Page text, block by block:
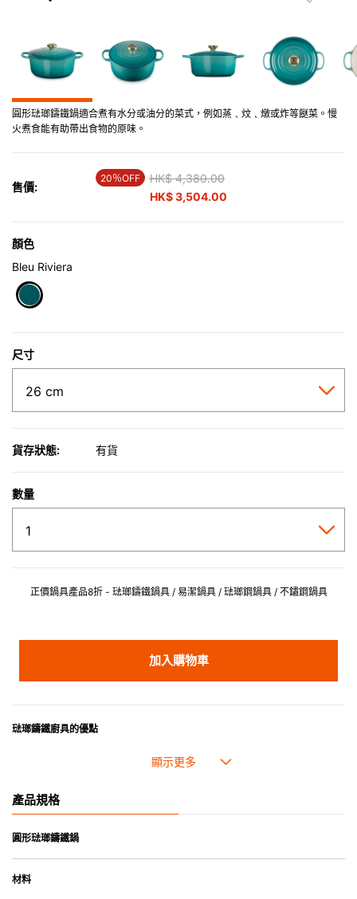
圓形琺瑯鑄鐵鍋適合煮有水分或油分的菜式，例如蒸﹑炆﹑燉或炸等餸菜。慢
火煮食能有助帶出食物的原味。
售價:
20％OFF Price reduced from
HK$ 4,380.00to
HK$ 3,504.00
顏色
Bleu Riviera
尺寸
貨存狀態: 有貨
數量
正價鍋具產品8折 - 琺瑯鑄鐵鍋具 / 易潔鍋具 / 琺瑯鋼鍋具 / 不鏽鋼鍋具
加入購物車
琺瑯鑄鐵廚具的優點
• 琺瑯鑄鐵傳熱性均勻，不會產生過熱點。
• 重身的鍋蓋能有助防止蒸氣溜走,易於 保持食物的原汁原味。
• 琺瑯抗酸鹼，不會殘留氣味，安全衛生。
產品規格
圓形琺瑯鑄鐵鍋
材料